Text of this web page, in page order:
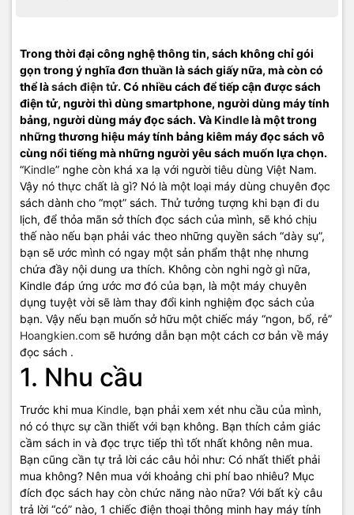
Trong thời đại công nghệ thông tin, sách không chỉ gói
gọn trong ý nghĩa đơn thuần là sách giấy nữa, mà còn có
thể làsách điện tử. Có nhiều cách để tiếp cận được sách
điện tử, người thì dùng smartphone, người dùng máy tính
bảng, người dùng máy đọc sách. VàKindlelà một trong
những thương hiệu máy tính bảng kiêm máy đọc sách vô
cùng nổi tiếng mà những người yêu sách muốn lựa chọn.
“Kindle” nghe còn khá xa lạ với người tiêu dùng Việt Nam.
Vậy nó thực chất là gì? Nó là một loại máy dùng chuyên đọc
sách dành cho “mọt” sách. Thử tưởng tượng khi bạn đi du
lịch, để thỏa mãn sở thích đọc sách của mình, sẽ khó chịu
thế nào nếu bạn phải vác theo những quyền sách “dày sụ”,
bạn sẽ ước mình có ngay một sản phẩm thật nhẹ nhưng
chứa đầy nội dung ưa thích. Không còn nghi ngờ gì nữa,
Kindle đáp ứng ước mơ đó của bạn, là một máy chuyên
dụng tuyệt vời sẽ làm thay đổi kinh nghiệm đọc sách của
bạn. Vậy nếu bạn muốn sở hữu một chiếc máy “ngon, bổ, rẻ”
Hoangkien.com sẽ hướng dẫn bạn một cách cơ bản về máy
đọc sách .
1. Nhu cầu
Trước khi mua Kindle, bạn phải xem xét nhu cầu của mình,
nó có thực sự cần thiết với bạn không. Bạn thích cảm giác
cầm sách in và đọc trực tiếp thì tốt nhất không nên mua.
Bạn cũng cần tự trả lời các câu hỏi như: Có nhất thiết phải
mua không? Nên mua với khoảng chi phí bao nhiêu? Mục
đích đọc sách hay còn chức năng nào nữa? Với bất kỳ câu
trả lời “có” nào, 1 chiếc điện thoại thông minh hay máy tính